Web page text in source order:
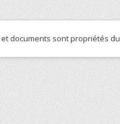
documents sont propriétés